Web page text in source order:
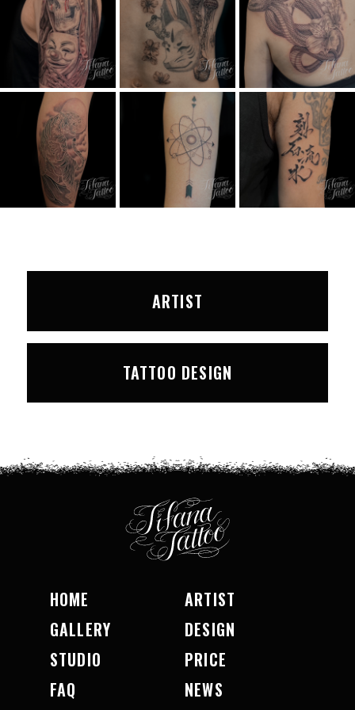
ARTIST
TATTOO DESIGN
HOME
ARTIST
GALLERY
DESIGN
STUDIO
PRICE
FAQ
NEWS